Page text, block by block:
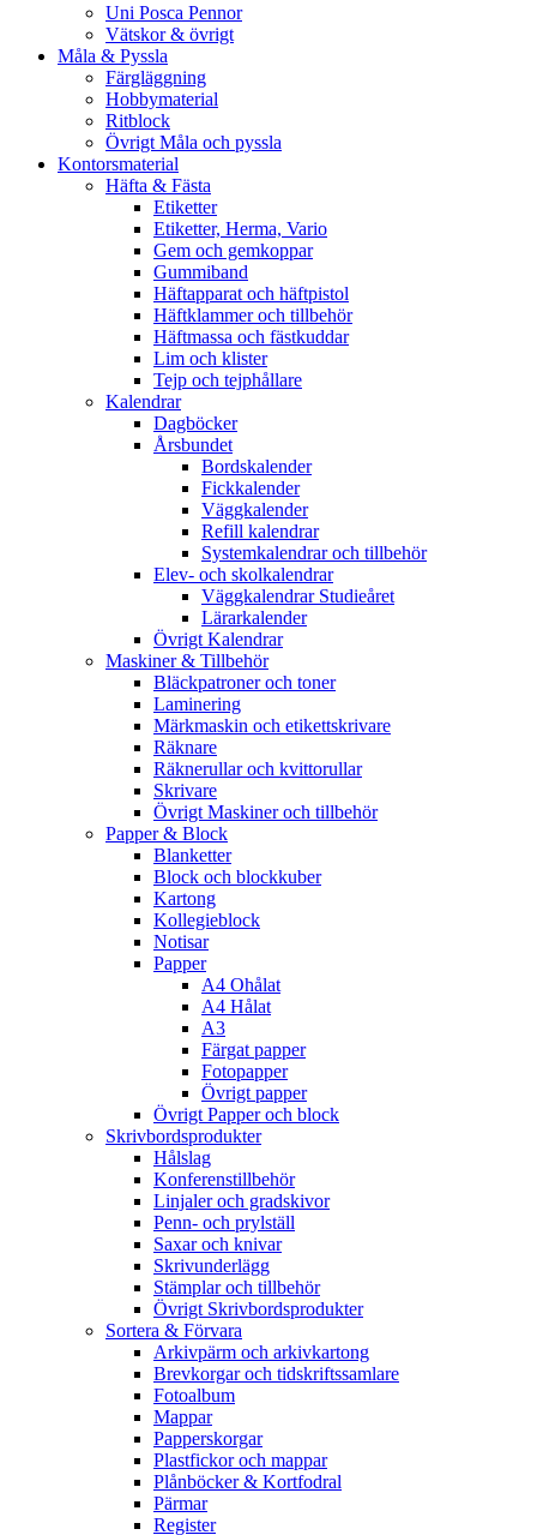
Uni Posca Pennor
Vätskor & övrigt
Måla & Pyssla
Färgläggning
Hobbymaterial
Ritblock
Övrigt Måla och pyssla
Kontorsmaterial
Häfta & Fästa
Etiketter
Etiketter, Herma, Vario
Gem och gemkoppar
Gummiband
Häftapparat och häftpistol
Häftklammer och tillbehör
Häftmassa och fästkuddar
Lim och klister
Tejp och tejphållare
Kalendrar
Dagböcker
Årsbundet
Bordskalender
Fickkalender
Väggkalender
Refill kalendrar
Systemkalendrar och tillbehör
Elev- och skolkalendrar
Väggkalendrar Studieåret
Lärarkalender
Övrigt Kalendrar
Maskiner & Tillbehör
Bläckpatroner och toner
Laminering
Märkmaskin och etikettskrivare
Räknare
Räknerullar och kvittorullar
Skrivare
Övrigt Maskiner och tillbehör
Papper & Block
Blanketter
Block och blockkuber
Kartong
Kollegieblock
Notisar
Papper
A4 Ohålat
A4 Hålat
A3
Färgat papper
Fotopapper
Övrigt papper
Övrigt Papper och block
Skrivbordsprodukter
Hålslag
Konferenstillbehör
Linjaler och gradskivor
Penn- och prylställ
Saxar och knivar
Skrivunderlägg
Stämplar och tillbehör
Övrigt Skrivbordsprodukter
Sortera & Förvara
Arkivpärm och arkivkartong
Brevkorgar och tidskriftssamlare
Fotoalbum
Mappar
Papperskorgar
Plastfickor och mappar
Plånböcker & Kortfodral
Pärmar
Register